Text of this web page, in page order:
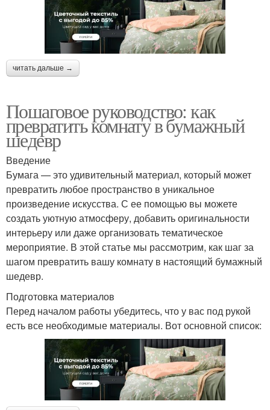
читать дальше →
Пошаговое руководство: как
превратить комнату в бумажный
шедевр
Введение
Бумага — это удивительный материал, который может
превратить любое пространство в уникальное
произведение искусства. С ее помощью вы можете
создать уютную атмосферу, добавить оригинальности
интерьеру или даже организовать тематическое
мероприятие. В этой статье мы рассмотрим, как шаг за
шагом превратить вашу комнату в настоящий бумажный
шедевр.
Подготовка материалов
Перед началом работы убедитесь, что у вас под рукой
есть все необходимые материалы. Вот основной список: